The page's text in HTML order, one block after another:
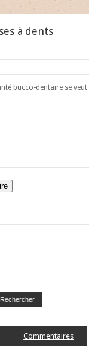
à dents
bucco-dentaire se veut
Commentaires